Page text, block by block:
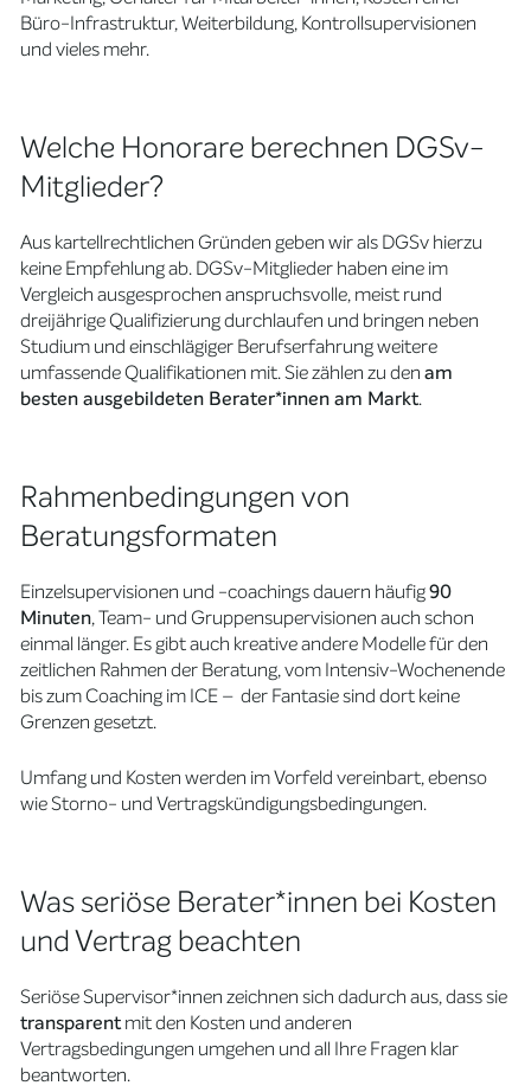
Büro-Infrastruktur, Weiterbildung, Kontrollsupervisionen
und vieles mehr.
Welche Honorare berechnen DGSv-
Mitglieder?
Aus kartellrechtlichen Gründen geben wir als DGSv hierzu
keine Empfehlung ab. DGSv-Mitglieder haben eine im
Vergleich ausgesprochen anspruchsvolle, meist rund
dreijährige Qualifizierung durchlaufen und bringen neben
Studium und einschlägiger Berufserfahrung weitere
umfassende Qualifikationen mit. Sie zählen zu denam
besten ausgebildeten Berater*innen am Markt.
Rahmenbedingungen von
Beratungsformaten
Einzelsupervisionen und -coachings dauern häufig90
Minuten, Team- und Gruppensupervisionen auch schon
einmal länger. Es gibt auch kreative andere Modelle für den
zeitlichen Rahmen der Beratung, vom Intensiv-Wochenende
bis zum Coaching im ICE – der Fantasie sind dort keine
Grenzen gesetzt.
Umfang und Kosten werden im Vorfeld vereinbart, ebenso
wie Storno- und Vertragskündigungsbedingungen.
Was seriöse Berater*innen bei Kosten
und Vertrag beachten
Seriöse Supervisor*innen zeichnen sich dadurch aus, dass sie
transparentmit den Kosten und anderen
Vertragsbedingungen umgehen und all Ihre Fragen klar
beantworten.